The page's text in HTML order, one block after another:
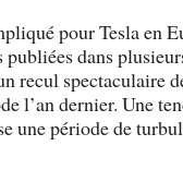
pour Tesla en
dans
recul spectaculaire
l’an dernier. Une
une période de